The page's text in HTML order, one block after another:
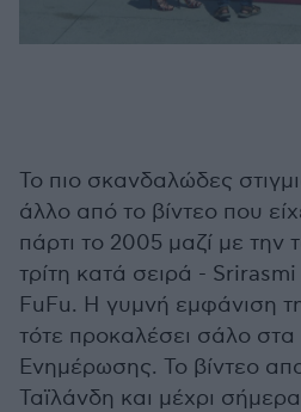
Το πιο σκανδαλώδες
άλλο από το βίντεο που
πάρτι το 2005 μαζί με την
τρίτη κατά σειρά -
FuFu. Η γυμνή εμφάνιση
τότε προκαλέσει σάλο
Ενημέρωσης. Το βίντεο
Ταϊλάνδη και μέχρι